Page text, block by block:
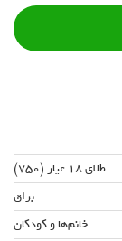
طلای 18 عیار (750)
براق
خانم‌ها و کودکان